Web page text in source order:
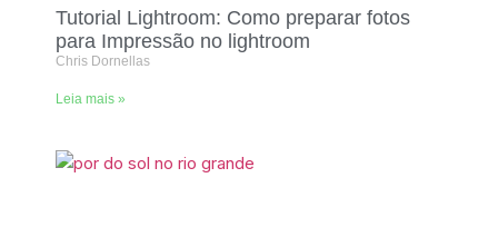
Tutorial Lightroom: Como preparar fotos
para Impressão no lightroom
Chris Dornellas
Leia mais »